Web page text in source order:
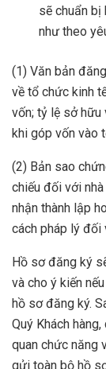
sẽ chuẩn
như theo
(1) Văn bản
về tổ chức kinh
vốn; tỷ lệ sở hữu
khi góp vốn vào
(2) Bản sao
chiếu đối với
nhận thành lập
cách pháp lý đối
Hồ sơ đăng ký
và cho ý kiến
hồ sơ đăng ký.
Quý Khách
quan chức năng
gửi toàn bộ hồ